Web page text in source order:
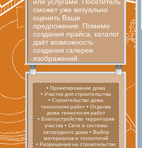
сможет уже визуально
оценить Ваше
предложение. Помимо
создания прайса, каталог
даёт возможность
создания галереи
изображений.
• Проектирование дома
• Участок для строительства
• Строительство дома
технология работ • Отделка
дома технология работ
• Благоустройство территории
участка • Сети и системы
загородного дома • Выбор
материалов и технологий
• Разрешения на строительство